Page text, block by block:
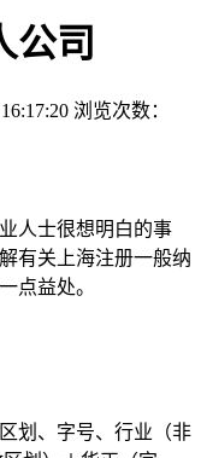
公司
浏览次数：
人士很想明白的事
有关上海注册一般纳
点益处。
划、字号、行业（非